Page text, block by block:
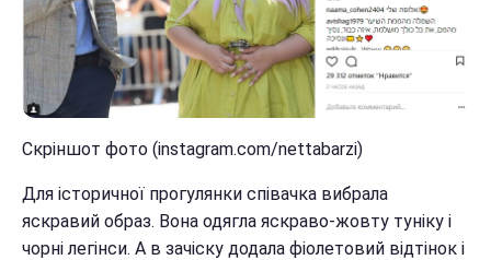
Скріншот фото (instagram.com/nettabarzi)
Для історичної прогулянки співачка вибрала
яскравий образ. Вона одягла яскраво-жовту туніку і
чорні легінси. А в зачіску додала фіолетовий відтінок і